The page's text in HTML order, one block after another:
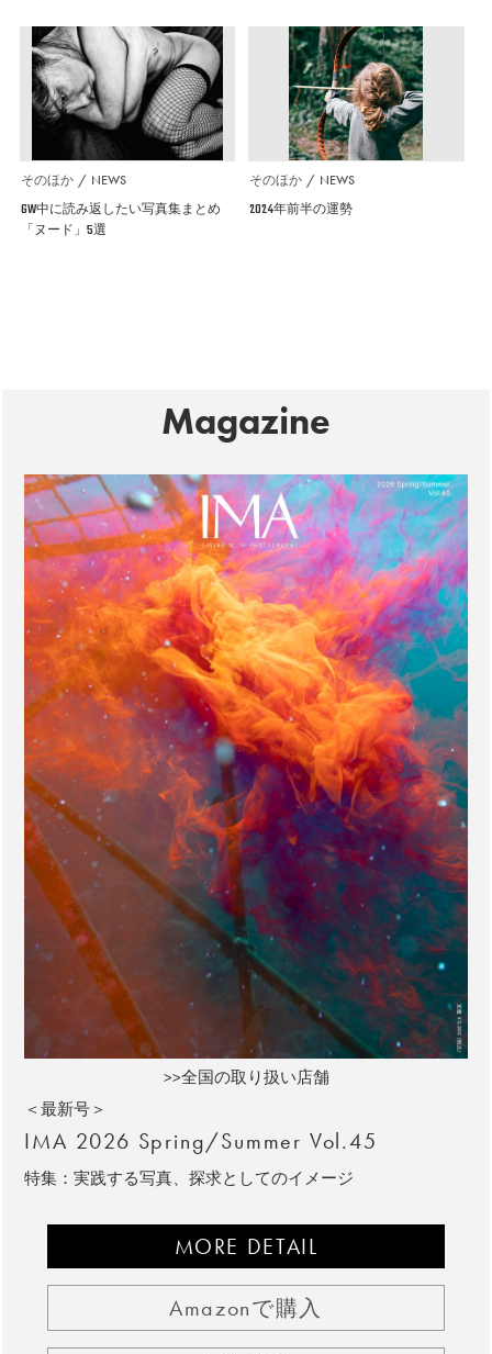
そのほか NEWS
GW中に読み返したい写真集まとめ
「ヌード」5選
そのほか NEWS
2024年前半の運勢
Magazine
>>全国の取り扱い店舗
＜最新号＞
IMA 2026 Spring/Summer Vol.45
特集：実践する写真、探求としてのイメージ
MORE DETAIL
Amazonで購入